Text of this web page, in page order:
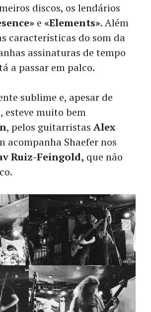
discos, os lendários
e «Elements». Além
características do som da
assinaturas de tempo
a passar em palco.
sublime e, apesar de
esteve muito bem
, pelos guitarristas Alex
acompanha Shaefer nos
Ruiz-Feingold, que não